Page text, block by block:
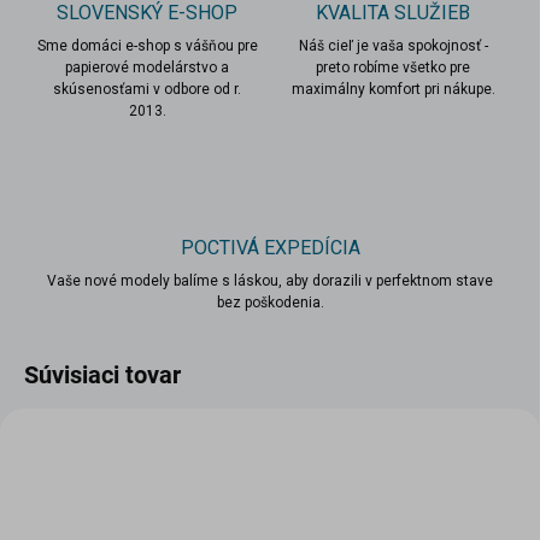
SLOVENSKÝ E-SHOP
Sme domáci e-shop s vášňou pre
papierové modelárstvo a
skúsenosťami v odbore od r.
2013.
KVALITA SLUŽIEB
Náš cieľ je vaša spokojnosť -
preto robíme všetko pre
maximálny komfort pri nákupe.
POCTIVÁ EXPEDÍCIA
Vaše nové modely balíme s láskou, aby dorazili v perfektnom stave
bez poškodenia.
Súvisiaci tovar